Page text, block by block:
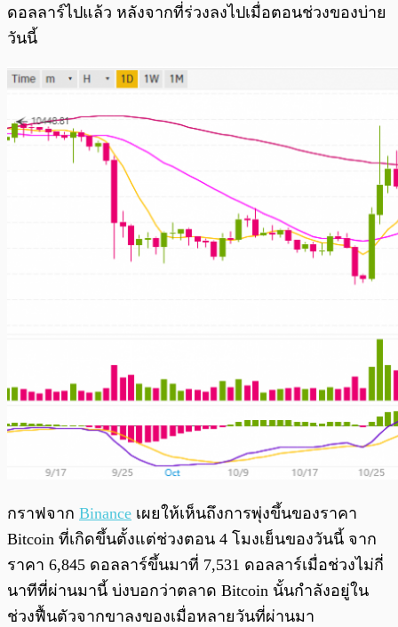
ดอลลาร์ไปแล้ว หลังจากที่ร่วงลงไปเมื่อตอนช่วงของบ่าย
วันนี้
กราฟจาก Binance เผยให้เห็นถึงการพุ่งขึ้นของราคา
Bitcoin ที่เกิดขึ้นตั้งแต่ช่วงตอน 4 โมงเย็นของวันนี้ จาก
ราคา 6,845 ดอลลาร์ขึ้นมาที่ 7,531 ดอลลาร์เมื่อช่วงไม่กี่
นาทีที่ผ่านมานี้ บ่งบอกว่าตลาด Bitcoin นั้นกำลังอยู่ใน
ช่วงฟื้นตัวจากขาลงของเมื่อหลายวันที่ผ่านมา